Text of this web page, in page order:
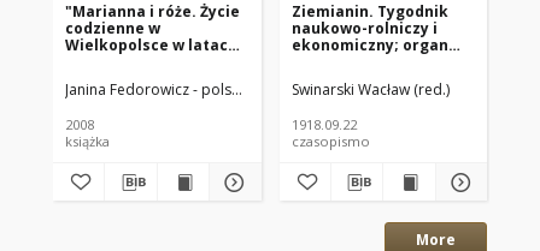
"Marianna i róże. Życie
codzienne w
Wielkopolsce w latach
rodzinnej"
Janina Fedorowicz - polska pisarka Joanna Konopińska (1925 -1996;
2008
książka
Ziemianin. Tygodnik
naukowo-rolniczy i
ekonomiczny; organ
Towarzystwa
Gospodarczego w
Poznańskim 1918.09.22
R.69 Nr38
Swinarski Wacław (red.)
1918.09.22
czasopismo
More